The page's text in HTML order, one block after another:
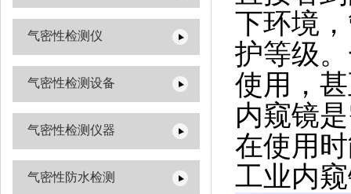
气密性检测仪
气密性检测设备
气密性检测仪器
气密性防水检测
下环境
护等级
使用，
内窥镜
在使用
工业内